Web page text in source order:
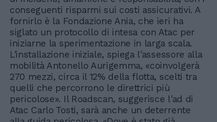
conseguenti risparmi sui costi assicurativi. A
fornirlo è la Fondazione Ania, che ieri ha
siglato un protocollo di intesa con Atac per
iniziarne la sperimentazione in larga scala.
L'installazione iniziale, spiega l'assessore alla
mobilità Antonello Aurigemma, «coinvolgerà
270 mezzi, circa il 12% della flotta, scelti tra
quelli che percorrono le direttrici più
pericolose». Il Roadscan, suggerisce l'ad di
Atac Carlo Tosti, sarà anche un deterrente